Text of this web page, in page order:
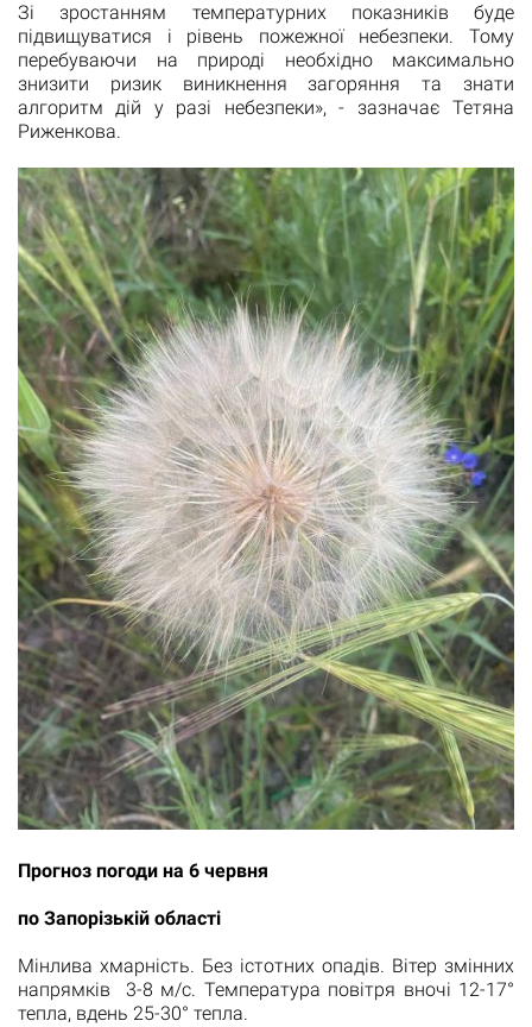
Зі зростанням температурних показників буде
підвищуватися і рівень пожежної небезпеки. Тому
перебуваючи на природі необхідно максимально
знизити ризик виникнення загоряння та знати
алгоритм дій у разі небезпеки», - зазначає Тетяна
Риженкова.
Прогноз погоди на 6 червня
по Запорізькій області
Мінлива хмарність. Без істотних опадів. Вітер змінних
напрямків 3-8 м/с. Температура повітря вночі 12-17°
тепла, вдень 25-30° тепла.